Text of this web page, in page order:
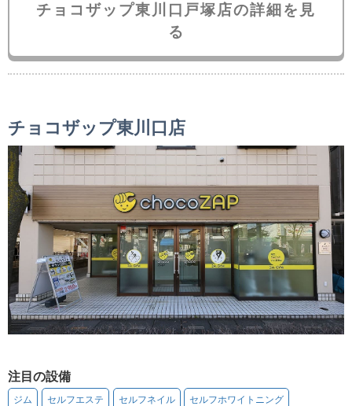
チョコザップ東川口戸塚店の詳細を見
る
チョコザップ東川口店
注目の設備
ジム セルフエステ セルフネイル セルフホワイトニング